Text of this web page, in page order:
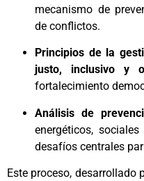
mecanismo de
de conflictos.
Principios de la
justo, inclusivo y
fortalecimiento
Análisis de
energéticos,
desafíos centrales
Este proceso, desarrollado